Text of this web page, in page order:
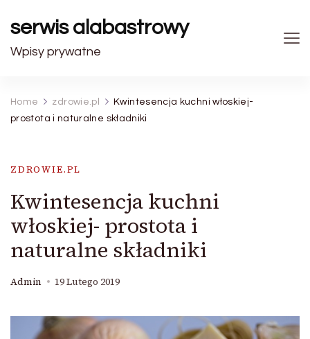
serwis alabastrowy
Wpisy prywatne
Home zdrowie.pl
Kwintesencja kuchni włoskiej-
prostota i naturalne składniki
ZDROWIE.PL
Kwintesencja kuchni
włoskiej- prostota i
naturalne składniki
Admin 19 Lutego 2019